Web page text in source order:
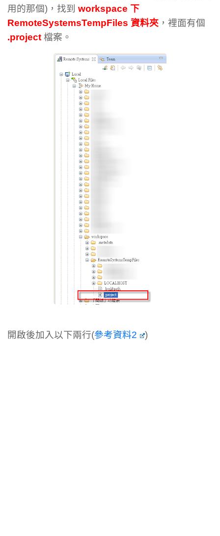
用的那個)，找到 workspace 下
RemoteSystemsTempFiles 資料夾 ，裡面有個
.project 檔案。
開啟後加入以下兩行(參考資料2 )